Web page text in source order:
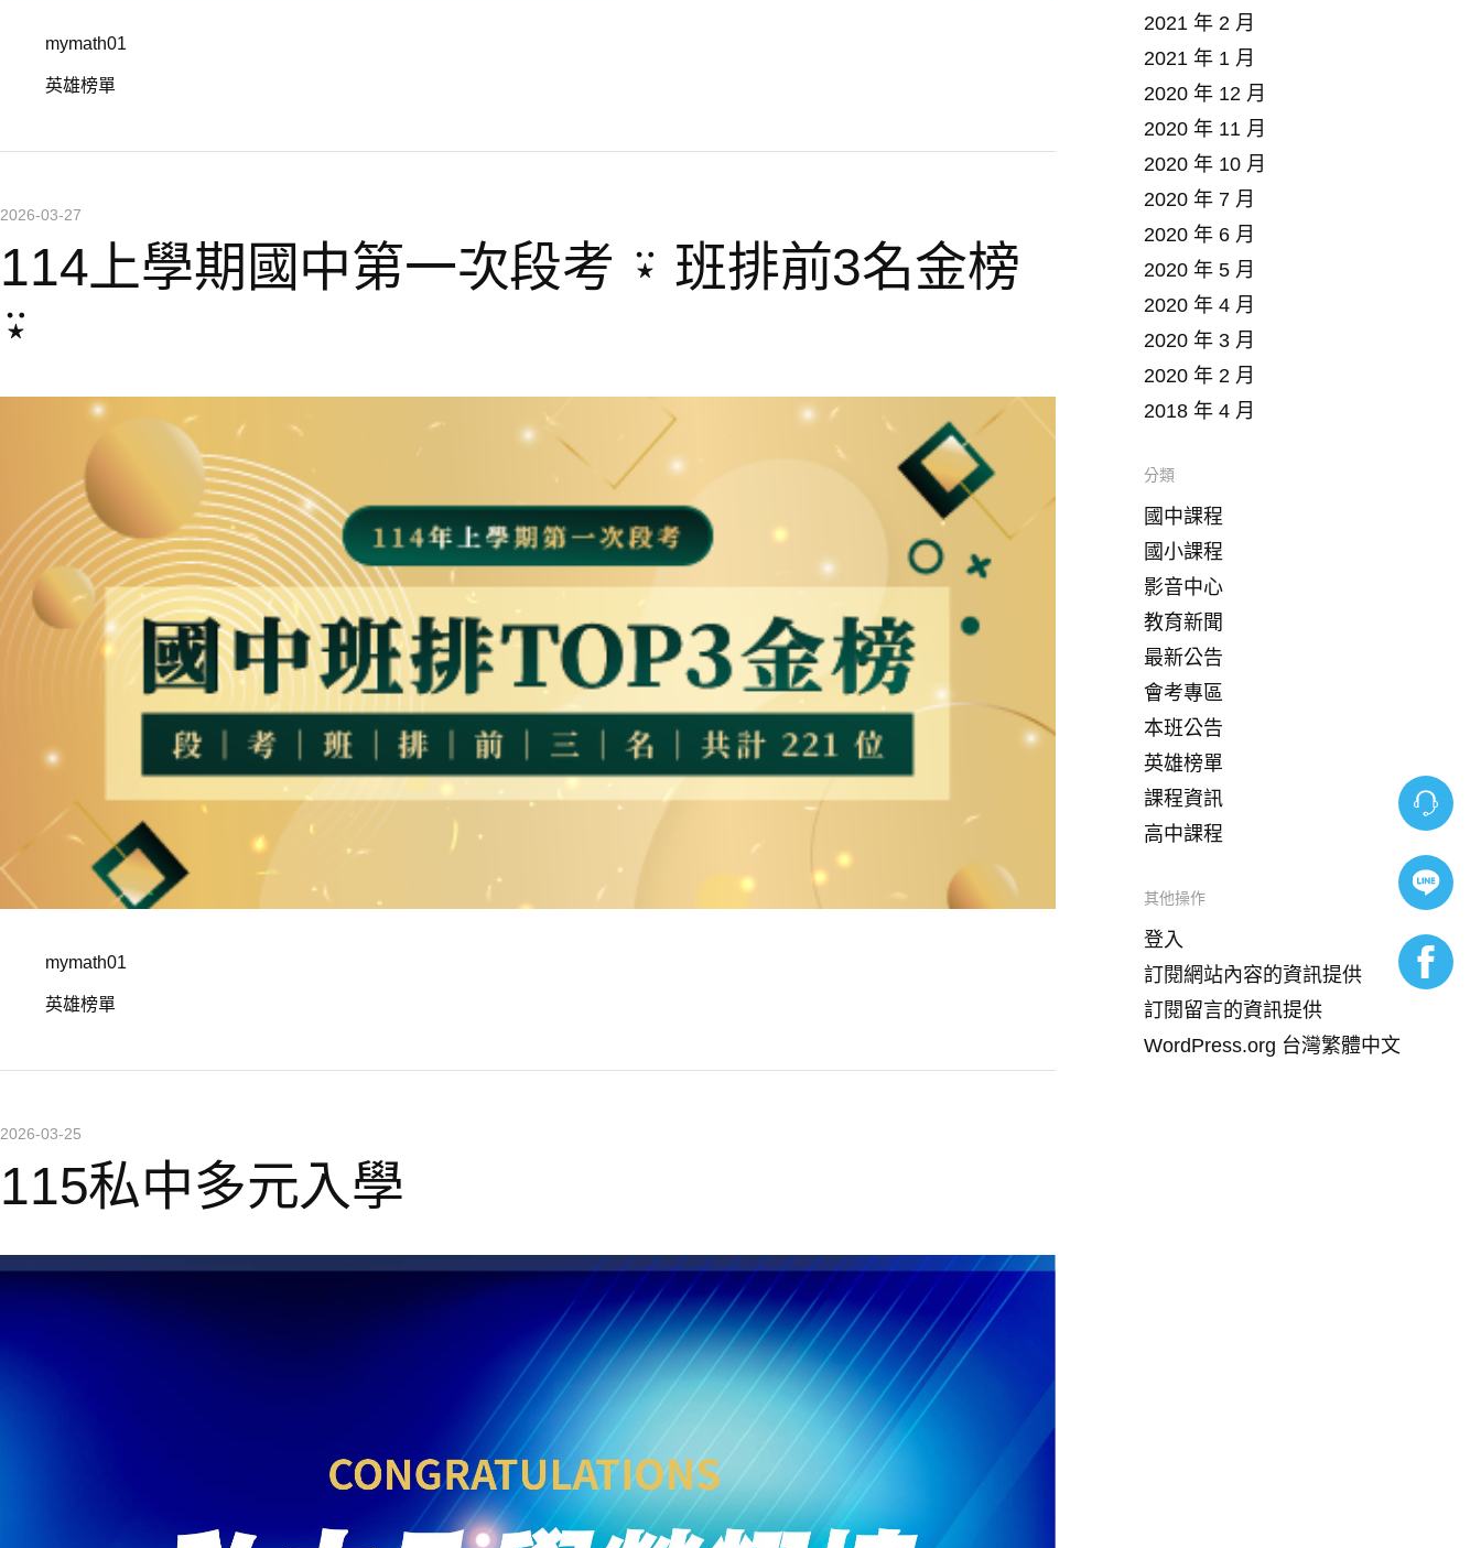
mymath01
英雄榜單
2026-03-27
114上學期國中第一次段考 ⍣ 班排前3名金榜
⍣
mymath01
英雄榜單
2026-03-25
115私中多元入學
2021 年 2 月
2021 年 1 月
2020 年 12 月
2020 年 11 月
2020 年 10 月
2020 年 7 月
2020 年 6 月
2020 年 5 月
2020 年 4 月
2020 年 3 月
2020 年 2 月
2018 年 4 月
分類
國中課程
國小課程
影音中心
教育新聞
最新公告
會考專區
本班公告
英雄榜單
課程資訊
高中課程
其他操作
登入
訂閱網站內容的資訊提供
訂閱留言的資訊提供
WordPress.org 台灣繁體中文